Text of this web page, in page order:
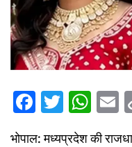
भोपाल: मध्यप्रदेश की